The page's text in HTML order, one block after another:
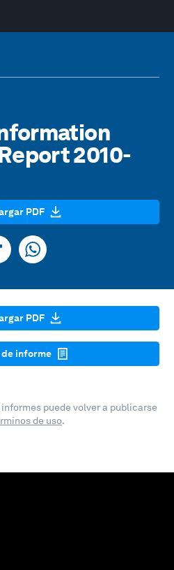
2010-
PDF
PDF
informe
puede volver a publicarse
de uso.